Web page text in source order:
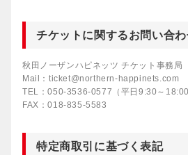
チケットに関するお問い合
秋田ノーザンハピネッツ チケット事務局
Mail：ticket@northern-happinets.com
TEL：050-3536-0577（平日9:30～18:00
FAX：018-835-5583
特定商取引に基づく表記